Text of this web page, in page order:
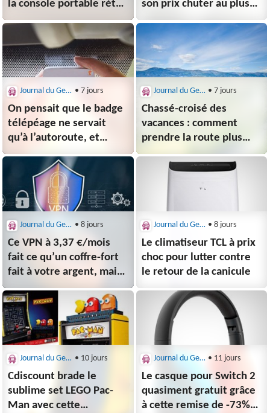
la console portable rétro
& Android
son prix chuter au plus
bas (-36%)
Journal du Geek : Bons Plans • 7 jours
On pensait que le badge
télépéage ne servait
qu’à l’autoroute, et
c’est faux
Journal du Geek : Bons Plans • 7 jours
Chassé-croisé des
vacances : comment
prendre la route plus
sereinement avec le
Pass Ulys Télépéage ?
Journal du Geek : Bons Plans • 8 jours
Ce VPN à 3,37 €/mois
fait ce qu’un coffre-fort
fait à votre argent, mais
pour vos données
Journal du Geek : Bons Plans • 8 jours
Le climatiseur TCL à prix
choc pour lutter contre
le retour de la canicule
Journal du Geek : Bons Plans • 10 jours
Cdiscount brade le
sublime set LEGO Pac-
Man avec cette
Journal du Geek : Bons Plans • 11 jours
Le casque pour Switch 2
quasiment gratuit grâce
à cette remise de -73%